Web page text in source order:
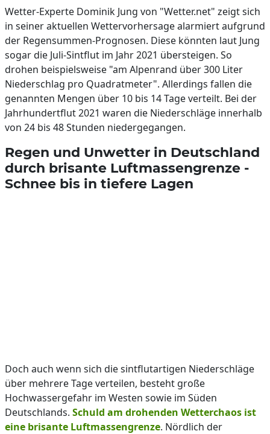
Wetter-Experte Dominik Jung von "Wetter.net" zeigt sich
in seiner aktuellen Wettervorhersage alarmiert aufgrund
der Regensummen-Prognosen. Diese könnten laut Jung
sogar die Juli-Sintflut im Jahr 2021 übersteigen. So
drohen beispielsweise "am Alpenrand über 300 Liter
Niederschlag pro Quadratmeter". Allerdings fallen die
genannten Mengen über 10 bis 14 Tage verteilt. Bei der
Jahrhundertflut 2021 waren die Niederschläge innerhalb
von 24 bis 48 Stunden niedergegangen.
Regen und Unwetter in Deutschland
durch brisante Luftmassengrenze -
Schnee bis in tiefere Lagen
Doch auch wenn sich die sintflutartigen Niederschläge
über mehrere Tage verteilen, besteht große
Hochwassergefahr im Westen sowie im Süden
Deutschlands. Schuld am drohenden Wetterchaos ist
eine brisante Luftmassengrenze. Nördlich der